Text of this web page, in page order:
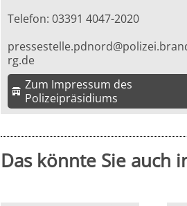
Telefon: 03391 4047-2020
rg.de
Zum Impressum des
Polizeipräsidiums
Das könnte Sie auch